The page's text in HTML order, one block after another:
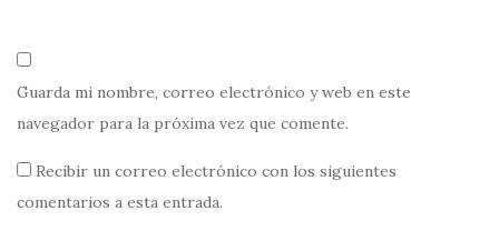
Guarda mi nombre, correo electrónico y web en este
navegador para la próxima vez que comente.
Recibir un correo electrónico con los siguientes
comentarios a esta entrada.